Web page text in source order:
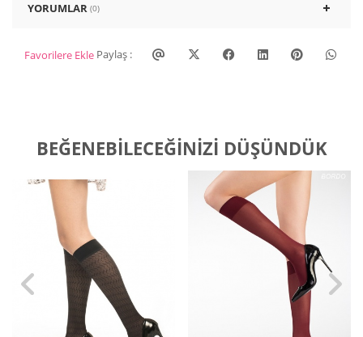
YORUMLAR (0)
Favorilere Ekle Paylaş :
BEĞENEBILECEĞINIZI DÜŞÜNDÜK